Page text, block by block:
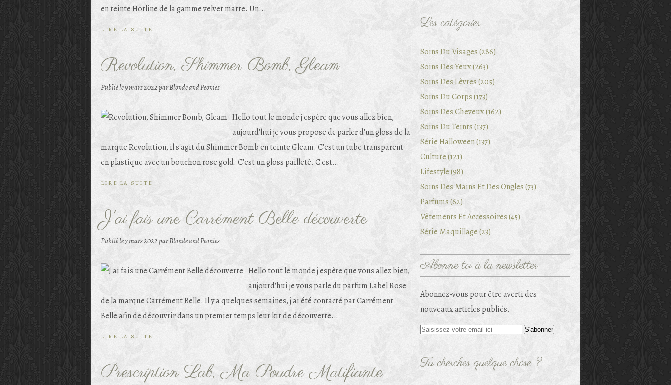
en teinte Hotline de la gamme velvet matte. Un...
LIRE LA SUITE
Revolution, Shimmer Bomb, Gleam
Publié le9 mars 2022par Blonde and Peonies
Hello tout le monde j'espère que vous allez bien,
aujourd'hui je vous propose de parler d'un gloss de la
marque Revolution, il s'agit du Shimmer Bomb en teinte Gleam. C'est un tube transparent
en plastique avec un bouchon rose gold. C'est un gloss pailleté. C'est...
LIRE LA SUITE
J'ai fais une Carrément Belle découverte
Publié le7 mars 2022par Blonde and Peonies
Hello tout le monde j'espère que vous allez bien,
aujourd'hui je vous parle du parfum Label Rose
de la marque Carrément Belle. Il y a quelques semaines, j'ai été contacté par Carrément
Belle afin de découvrir dans un premier temps leur kit de découverte...
LIRE LA SUITE
Prescription Lab, Ma Poudre Matifiante
Les catégories
Soins Du Visages (286)
Soins Des Yeux (263)
Soins Des Lèvres (205)
Soins Du Corps (173)
Soins Des Cheveux (162)
Soins Du Teints (137)
Série Halloween (137)
Culture (121)
Lifestyle (98)
Soins Des Mains Et Des Ongles (73)
Parfums (62)
Vêtements Et Accessoires (45)
Série Maquillage (23)
Abonne toi à la newsletter
Abonnez-vous pour être averti des
nouveaux articles publiés.
Tu cherches quelque chose ?